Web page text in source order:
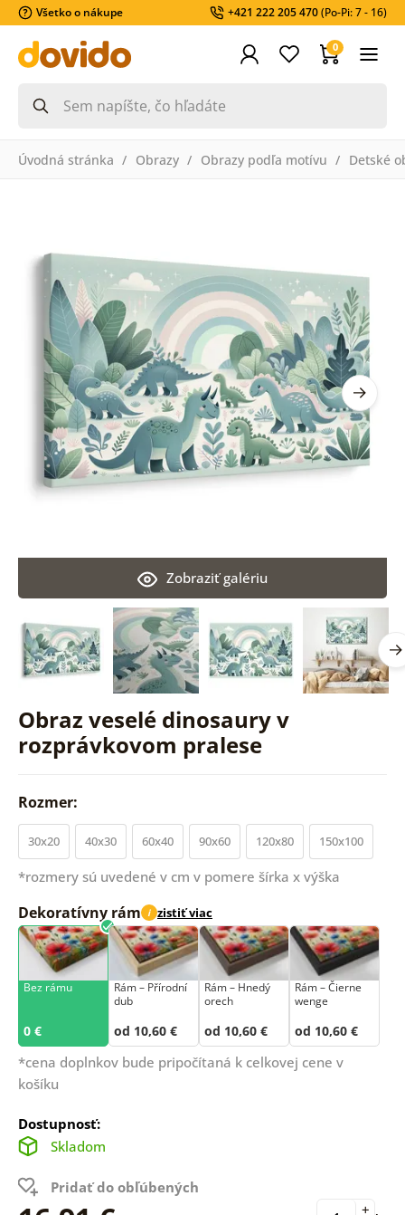
Všetko o nákupe +421 222 205 470(Po-Pi: 7 - 16)
0
Úvodná stránka Obrazy Obrazy podľa motívu Detské
Obraz veselé dinosaury v
rozprávkovom pralese
Zobraziť galériu
Rozmer:
30x20 40x30 60x40 90x60 120x80 150x100
*rozmery sú uvedené v cm v pomere šírka x výška
Dekoratívny rám i zistiť viac
Bez rámu
0 €
Rám –⁠⁠⁠⁠⁠⁠ Přírodní
dub
od 10,60 €
Rám – Hnedý
orech
od 10,60 €
Rám – Čierne
wenge
od 10,60 €
*cena doplnkov bude pripočítaná k celkovej cene v
košíku
Dostupnosť:
Skladom
Pridať do obľúbených
+